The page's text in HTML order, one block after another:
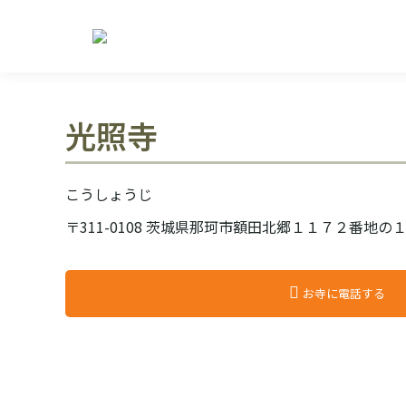
光照寺
こうしょうじ
〒311-0108 茨城県那珂市額田北郷１１７２番地の１
お寺に電話する